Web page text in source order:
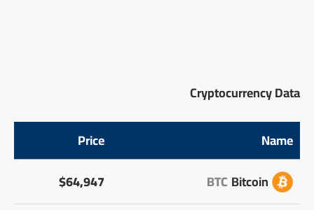
Cryptocurrency Data
Name
Price
Bitcoin
BTC
$64,947